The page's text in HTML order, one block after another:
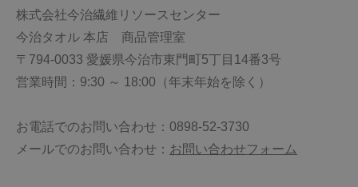
大量購入・法人向けの購入の方は
お問い合わせ
株式会社今治繊維リソースセンター
今治タオル 本店 商品管理室
〒794-0033 愛媛県今治市東門町5丁目14番3号
営業時間：9:30 ～ 18:00（年末年始を除く）
お電話でのお問い合わせ：0898-52-3730
メールでのお問い合わせ： お問い合わせフォーム